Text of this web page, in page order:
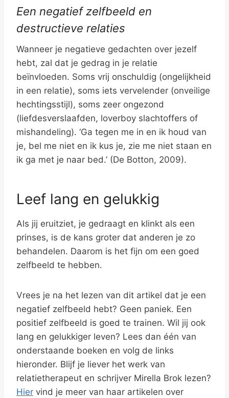
Een negatief zelfbeeld en
destructieve relaties
Wanneer je negatieve gedachten over jezelf
hebt, zal dat je gedrag in je relatie
beïnvloeden. Soms vrij onschuldig (ongelijkheid
in een relatie), soms iets vervelender (onveilige
hechtingsstijl), soms zeer ongezond
(liefdesverslaafden, loverboy slachtoffers of
mishandeling). ‘Ga tegen me in en ik houd van
je, bel me niet en ik kus je, zie me niet staan en
ik ga met je naar bed.’ (De Botton, 2009).
Leef lang en gelukkig
Als jij eruitziet, je gedraagt en klinkt als een
prinses, is de kans groter dat anderen je zo
behandelen. Daarom is het fijn om een goed
zelfbeeld te hebben.
Vrees je na het lezen van dit artikel dat je een
negatief zelfbeeld hebt? Geen paniek. Een
positief zelfbeeld is goed te trainen. Wil jij ook
lang en gelukkiger leven? Lees dan één van
onderstaande boeken en volg de links
hieronder. Blijf je liever het werk van
relatietherapeut en schrijver Mirella Brok lezen?
Hier vind je meer van haar artikelen over